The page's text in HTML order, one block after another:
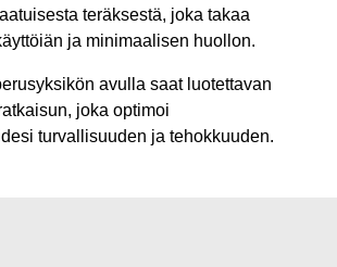
teräksestä, joka takaa
ja minimaalisen huollon.
avulla saat luotettavan
joka optimoi
turvallisuuden ja tehokkuuden.